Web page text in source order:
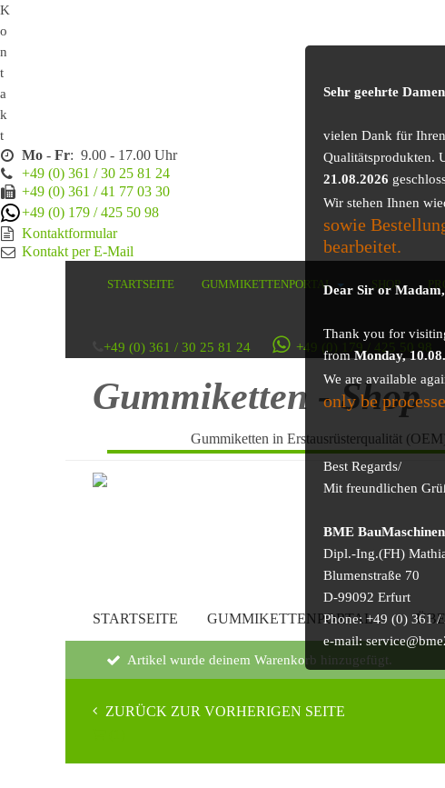
K
o
n
t
a
k
t
Mo - Fr: 9.00 - 17.00 Uhr
+49 (0) 361 / 30 25 81 24
+49 (0) 361 / 41 77 03 30
+49 (0) 179 / 425 50 98
Kontaktformular
Kontakt per E-Mail
STARTSEITE GUMMIKETTENPORTAL SHOP
+49 (0) 361 / 30 25 81 24 +49 (0) 179 / 425 50 98
Gummiketten - Shop
Sehr geehrte
vielen Dank für
Qualitätsprodukten.
21.08.2026
Wir stehen Ihnen
sowie
bearbeitet.
Dear Sir or Madam,
Thank you for
fromMonday,
We are available
only be
Best Regards/
Mit freundlichen
BME
Dipl.-Ing.(FH)
Blumenstraße 70
D-99092 Erfurt
Phone: +49 (0) 361
e-mail:
Gummiketten in Erstausrüsterqualität
STARTSEITE GUMMIKETTENPORTAL
Artikel wurde deinem Warenkorb hinzugefügt.
ZURÜCK ZUR VORHERIGEN SEITE